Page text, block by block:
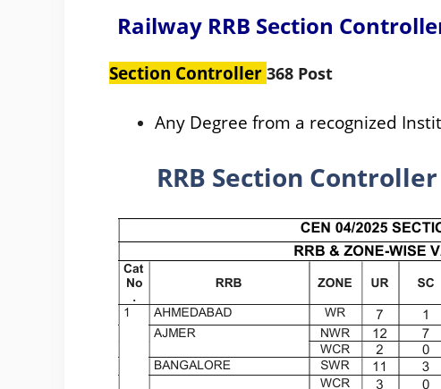
Railway RRB Section
Section Controller 368 Post
Any Degree from a recognized
RRB Section